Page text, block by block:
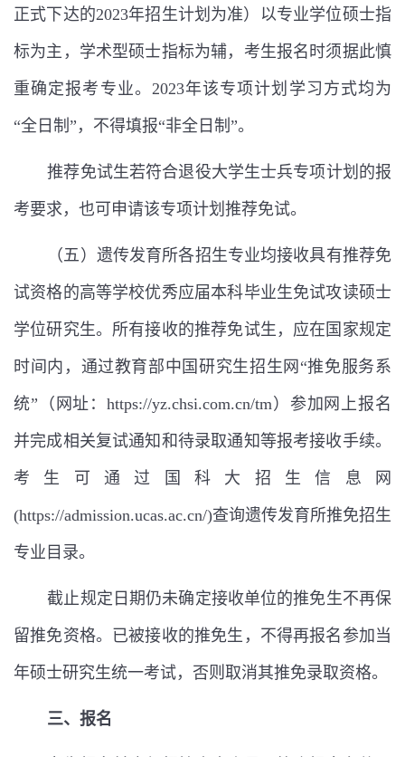
正式下达的2023年招生计划为准）以专业学位硕士指
标为主，学术型硕士指标为辅，考生报名时须据此慎
重确定报考专业。 2023年该专项计划学习方式均为
“全日制 ” ，不得填报“非全日制 ”。
推荐免试生若符合退役大学生士兵专项计划的报
考要求，也可申请该专项计划推荐免试。
（五）遗传发育所各招生专业均接收具有推荐免
试资格的高等学校优秀应届本科毕业生免试攻读硕士
学位研究生。所有接收的推荐免试生，应在国家规定
时间内，通过教育部中国研究生招生网 “推免服务系
统” （网址：https://yz.chsi.com.cn/tm）参加网上报名
并完成相关复试通知和待录取通知等报考接收手续。
考生可通过国科大招生信息网
(https://admission.ucas.ac.cn/)查询遗传发育所推免招生
专业目录。
截止规定日期仍未确定接收单位的推免生不再保
留推免资格。已被接收的推免生，不得再报名参加当
年硕士研究生统一考试，否则取消其推免录取资格。
三、报名